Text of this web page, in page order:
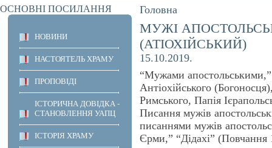
ОСНОВНІ ПОСИЛАННЯ
НОВИНИ
НАСТОЯТЕЛЬ ХРАМУ
ПРОПОВІДІ
ІСТОРИЧНА ДОВІДКА -
СТАНОВЛЕННЯ УАПЦ
ІСТОРІЯ ХРАМУ
Головна
МУЖІ
(АТІОХІЙСЬКИЙ)
15.10.2019.
“Мужами апостольськими,”
Антіохійського
Римського, Папія
Писання мужів
писаннями мужів
Єрми,” “Дідахі”